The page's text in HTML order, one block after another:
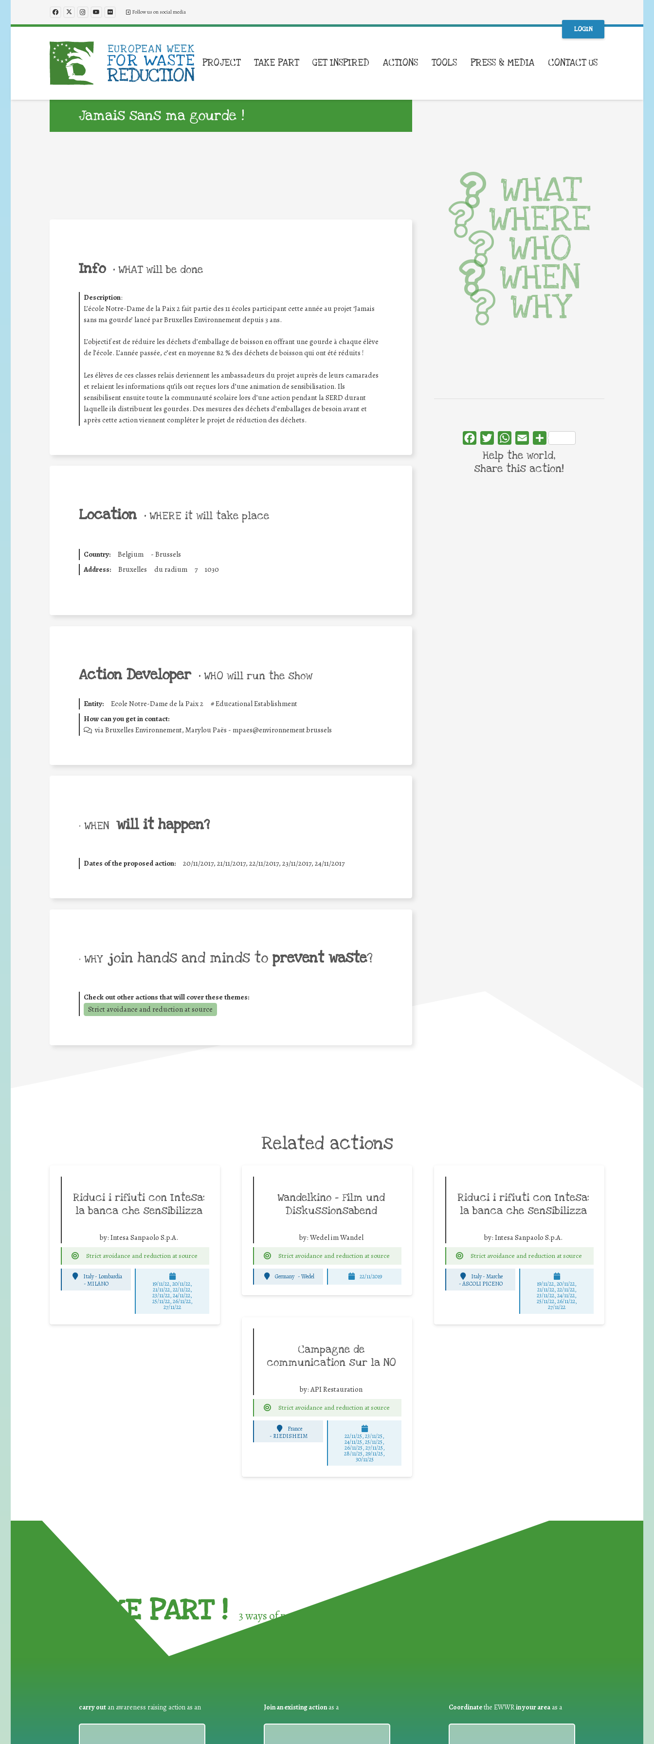
Follow us on social media
LOGIN
PROJECT TAKE PART GET INSPIRED ACTIONS TOOLS PRESS & MEDIA CONTACT US
Jamais sans ma gourde !
Info • WHAT will be done
Description:
L’école Notre-Dame de la Paix 2 fait partie des 11 écoles participant cette année au projet ‘Jamais
sans ma gourde’ lancé par Bruxelles Environnement depuis 3 ans.
L’objectif est de réduire les déchets d’emballage de boisson en offrant une gourde à chaque élève
de l’école. L’année passée, c’est en moyenne 82 % des déchets de boisson qui ont été réduits !
Les élèves de ces classes relais deviennent les ambassadeurs du projet auprès de leurs camarades
et relaient les informations qu’ils ont reçues lors d’une animation de sensibilisation. Ils
sensibilisent ensuite toute la communauté scolaire lors d’une action pendant la SERD durant
laquelle ils distribuent les gourdes. Des mesures des déchets d’emballages de besoin avant et
après cette action viennent compléter le projet de réduction des déchets.
Location • WHERE it will take place
Country: Belgium - Brussels
Address:
Bruxelles du radium 7 1030
Action Developer • WHO will run the show
Entity: Ecole Notre-Dame de la Paix 2 #Educational Establishment
How can you get in contact:
via Bruxelles Environnement, Marylou Paës - mpaes@environnement.brussels
• WHEN will it happen?
Dates of the proposed action: 20/11/2017, 21/11/2017, 22/11/2017, 23/11/2017, 24/11/2017
• WHY join hands and minds to prevent waste?
Check out other actions that will cover these themes:
Strict avoidance and reduction at source
WHAT
WHERE
WHO
WHEN
WHY
FacebookTwitterWhatsApp
Email Share
Help the world,
share this action!
Related actions
Riduci i rifiuti con Intesa:
la banca che sensibilizza
by: Intesa Sanpaolo S.p.A.
Strict avoidance and reduction at source
Italy - Lombardia
-MILANO 19/11/22, 20/11/22,
21/11/22, 22/11/22,
23/11/22, 24/11/22,
25/11/22, 26/11/22,
27/11/22
Wandelkino – Film und
Diskussionsabend
by: Wedel im Wandel
Strict avoidance and reduction at source
Germany -Wedel 22/11/2019
Riduci i rifiuti con Intesa:
la banca che sensibilizza
by: Intesa Sanpaolo S.p.A.
Strict avoidance and reduction at source
Italy - Marche
-ASCOLI PICENO 19/11/22, 20/11/22,
21/11/22, 22/11/22,
23/11/22, 24/11/22,
25/11/22, 26/11/22,
27/11/22
Campagne de
communication sur la NO
by:API Restauration
Strict avoidance and reduction at source
France
- RIEDISHEIM 22/11/25,23/11/25,
24/11/25,25/11/25,
26/11/25,27/11/25,
28/11/25,29/11/25,
30/11/25
TAKE PART ! 3 ways of participating in the
carry out an awareness raising action as an Join an existing actionas a Coordinatethe EWWRin your areaas a